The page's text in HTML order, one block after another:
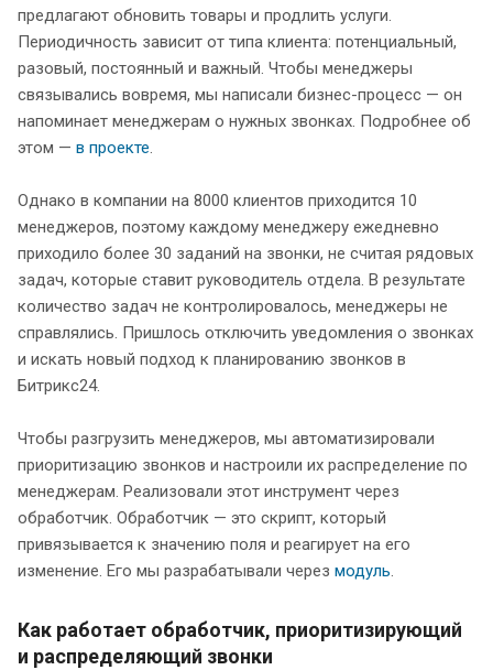
предлагают обновить товары и продлить услуги.
Периодичность зависит от типа клиента: потенциальный,
разовый, постоянный и важный. Чтобы менеджеры
связывались вовремя, мы написали бизнес-процесс — он
напоминает менеджерам о нужных звонках. Подробнее об
этом — в проекте.
Однако в компании на 8000 клиентов приходится 10
менеджеров, поэтому каждому менеджеру ежедневно
приходило более 30 заданий на звонки, не считая рядовых
задач, которые ставит руководитель отдела. В результате
количество задач не контролировалось, менеджеры не
справлялись. Пришлось отключить уведомления о звонках
и искать новый подход к планированию звонков в
Битрикс24.
Чтобы разгрузить менеджеров, мы автоматизировали
приоритизацию звонков и настроили их распределение по
менеджерам. Реализовали этот инструмент через
обработчик. Обработчик — это скрипт, который
привязывается к значению поля и реагирует на его
изменение. Его мы разрабатывали через модуль.
Как работает обработчик, приоритизирующий
и распределяющий звонки